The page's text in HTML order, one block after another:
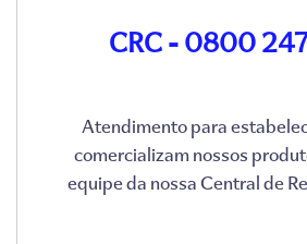
CRC - 0800
Atendimento para
comercializam nossos
equipe da nossa Central de